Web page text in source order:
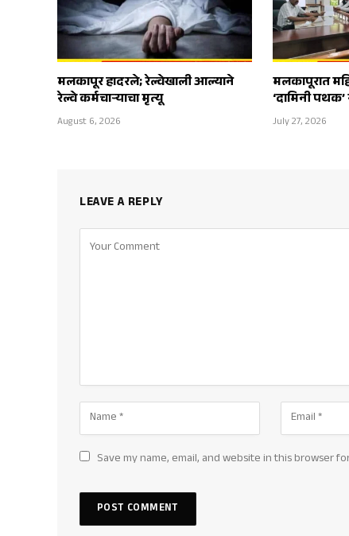
मलकापूर हादरले; रेल्वेखाली आल्याने
रेल्वे कर्मचाऱ्याचा मृत्यू
August 6, 2026
मलकापूरात
‘दामिनी
July 27, 2026
LEAVE A REPLY
Save my name, email, and website in this browser